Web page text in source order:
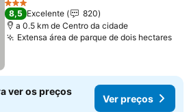
3 Estrelas
8,5 Excelente
820
a 0.5 km de Centro da cidade
Extensa área de parque de dois hectares
ver os preços
Ver preços